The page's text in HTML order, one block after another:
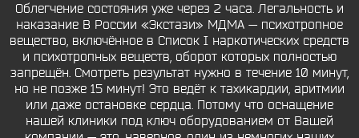
Облегчение состояния уже через 2 часа. Легальность и
наказание В России «Экстази» МДМА — психотропное
вещество, включённое в Список I наркотических средств
и психотропных веществ, оборот которых полностью
запрещён. Смотреть результат нужно в течение 10 минут,
но не позже 15 минут! Это ведёт к тахикардии, аритмии
или даже остановке сердца. Потому что оснащение
нашей клиники под ключ оборудованием от Вашей